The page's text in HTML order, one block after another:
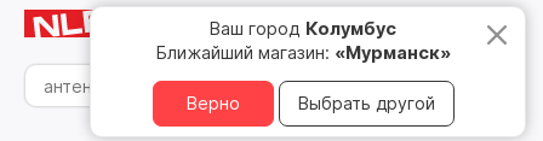
Мурманск
Ваш город Колумбус
Ближайший магазин: «Мурманск»
Верно Выбрать другой
8 800 500 05 15